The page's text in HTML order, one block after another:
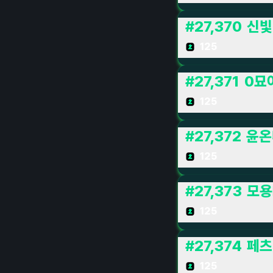
#27,370 신빛
#27,371 0묘
#27,372 윤온
#27,373 모
#27,374 페츠